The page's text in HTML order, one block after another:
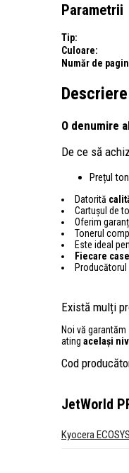
Parametrii
Tip:
Culoare:
Număr de
O denumire
De ce să
Prețul
Datorită
Cartușul de
Oferim
Tonerul
Este ideal
Fiecare
Există mulți
Noi vă garantăm
ating același
Cod
JetWorld
Kyocera